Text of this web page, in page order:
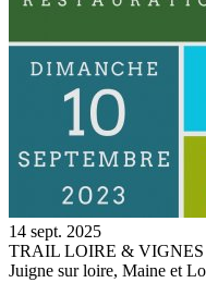
14 sept. 2025
TRAIL LOIRE & VIGNES
Juigne sur loire, Maine et